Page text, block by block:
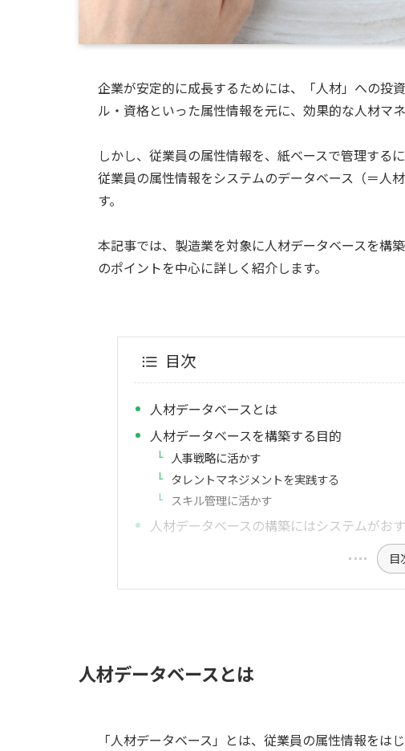
企業が安定的に成長するためには、「人材」への投
ル・資格といった属性情報を元に、効果的な人材マ
しかし、従業員の属性情報を、紙ベースで管理する
従業員の属性情報をシステムのデータベース（＝人
す。
本記事では、製造業を対象に人材データベースを構
のポイントを中心に詳しく紹介します。
目次
人材データベースとは
人材データベースを構築する目的
人事戦略に活かす
タレントマネジメントを実践する
スキル管理に活かす
人材データベースの構築にはシステムがお
目
人材データベースとは
「人材データベース」とは、従業員の属性情報を